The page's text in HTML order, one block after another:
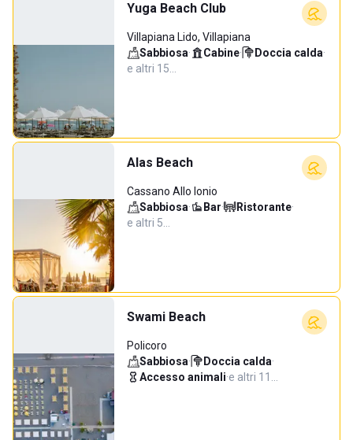
Yuga Beach Club
Villapiana Lido, Villapiana
Sabbiosa· Cabine· Doccia calda·
e altri 15…
Alas Beach
Cassano Allo Ionio
Sabbiosa· Bar· Ristorante·
e altri 5…
Swami Beach
Policoro
Sabbiosa· Doccia calda·
Accesso animali·e altri 11…